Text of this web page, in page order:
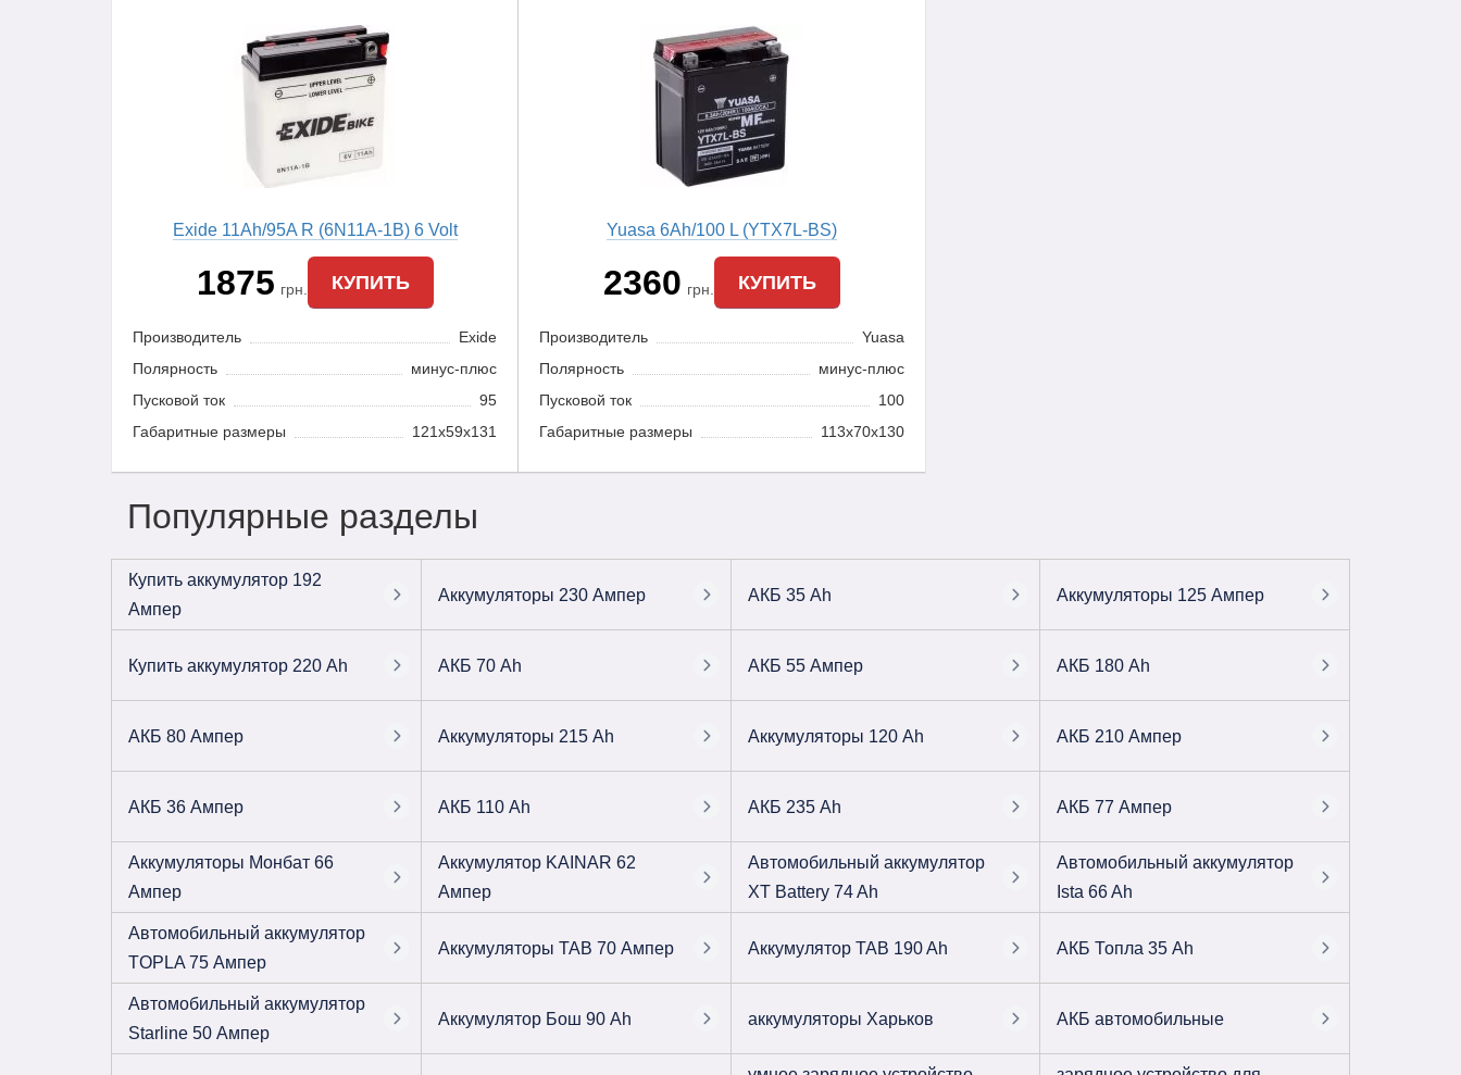
Exide 11Ah/95A R (6N11A-1B) 6 Volt
1875 грн. КУПИТЬ
Производитель
Exide
Полярность
минус-плюс
Пусковой ток
95
Габаритные размеры
121х59х131
Yuasa 6Ah/100 L (YTX7L-BS)
2360 грн. КУПИТЬ
Производитель
Yuasa
Полярность
минус-плюс
Пусковой ток
100
Габаритные размеры
113x70x130
Популярные разделы
Купить аккумулятор 192
Ампер
Аккумуляторы 230 Ампер АКБ 35 Ah Аккумуляторы 125 Ампер
Купить аккумулятор 220 Ah АКБ 70 Ah АКБ 55 Ампер АКБ 180 Ah
АКБ 80 Ампер Аккумуляторы 215 Ah Аккумуляторы 120 Ah АКБ 210 Ампер
АКБ 36 Ампер АКБ 110 Ah АКБ 235 Ah АКБ 77 Ампер
Аккумуляторы Монбат 66
Ампер
Аккумулятор KAINAR 62
Ампер
Автомобильный аккумулятор
XT Battery 74 Ah
Автомобильный аккумулятор
Ista 66 Ah
Автомобильный аккумулятор
TOPLA 75 Ампер
Аккумуляторы TAB 70 Ампер Аккумулятор TAB 190 Ah АКБ Топла 35 Ah
Автомобильный аккумулятор
Starline 50 Ампер
Аккумулятор Бош 90 Ah аккумуляторы Харьков АКБ автомобильные